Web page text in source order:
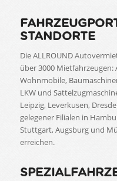
STANDORTE
Die ALLROUND
über 3000 Mietfahrzeugen:
Wohnmobile,
LKW und
Leipzig, Leverkusen,
gelegener Filialen in
Stuttgart, Augsburg und
erreichen.